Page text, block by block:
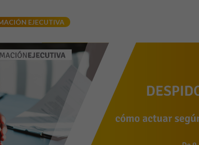
EJECUTIVA